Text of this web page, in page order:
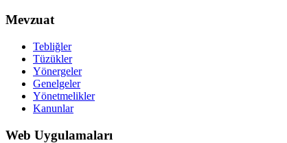
Mevzuat
Tebliğler
Tüzükler
Yönergeler
Genelgeler
Yönetmelikler
Kanunlar
Web Uygulamaları